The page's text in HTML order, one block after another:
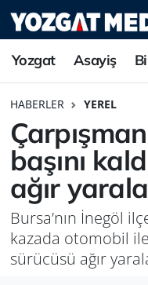
Yozgat Asayiş
HABERLER YEREL
başını
ağır
Bursa’nın İnegöl
kazada otomobil
sürücüsü ağır